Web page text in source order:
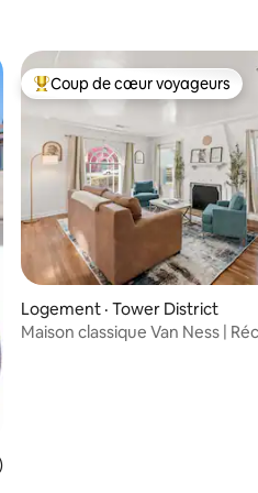
de 4,96 sur 5, 28
Coup de cœur voyageurs
Coup de cœur voyageurs
Logement · Tower District
Maison classique Van Ness |